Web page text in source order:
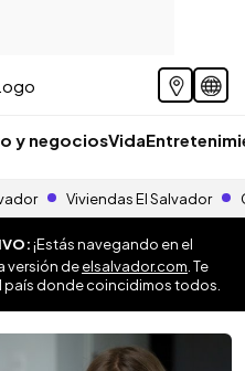
y negociosVida
Viviendas El Salvador
¡Estás navegando en el
versión deelsalvador.com . Te
país donde coincidimos todos.